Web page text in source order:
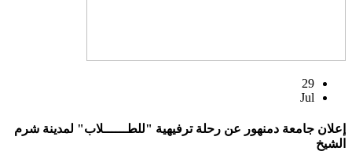
29
Jul
إعلان جامعة دمنهور عن رحلة ترفيهية "للطــــــلاب" لمدينة شرم
الشيخ